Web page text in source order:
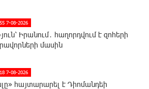
7-08-2026
Իրանում․ հաղորդվում է զոհերի
մասին
7-08-2026
հայտարարել է Դիոմանդեի